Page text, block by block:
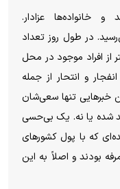
خانواده‌ها عزادار.
در طول روز تعداد
از افراد موجود در محل
و انتحار از جمله
خبر‌هایی تنها سعی‌شان
شده یا نه. یک بی‌حسی
که با پول کشور‌های
بودند و اصلاً به این